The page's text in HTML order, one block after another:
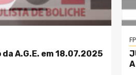
A.G.E. em 18.07.2025